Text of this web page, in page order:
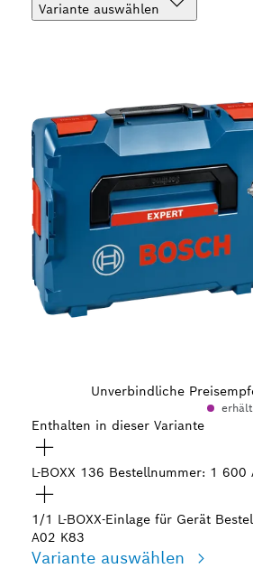
Variante auswählen
Unverbindliche
Enthalten in dieser Variante
L-BOXX 136 Bestellnummer: 1 600
1/1 L-BOXX-Einlage für Gerät
A02 K83
Variante auswählen